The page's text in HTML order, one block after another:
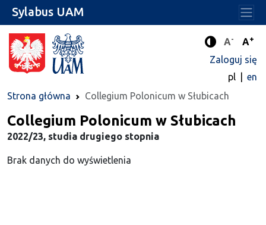
Tryb
A- A+
Zaloguj się
pl
en
Strona główna
Collegium Polonicum w Słubicach
Sylabus UAM
Collegium Polonicum w Słubicach
2022/23, studia drugiego stopnia
Brak danych do wyświetlenia